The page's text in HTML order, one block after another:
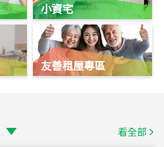
小資宅
友善租屋專區
看全部